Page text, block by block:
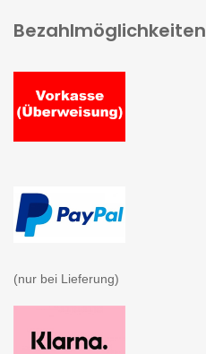
Bezahlmöglichkeiten
(nur bei Lieferung)